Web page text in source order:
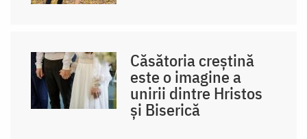
Căsătoria creștină
este o imagine a
unirii dintre Hristos
și Biserică